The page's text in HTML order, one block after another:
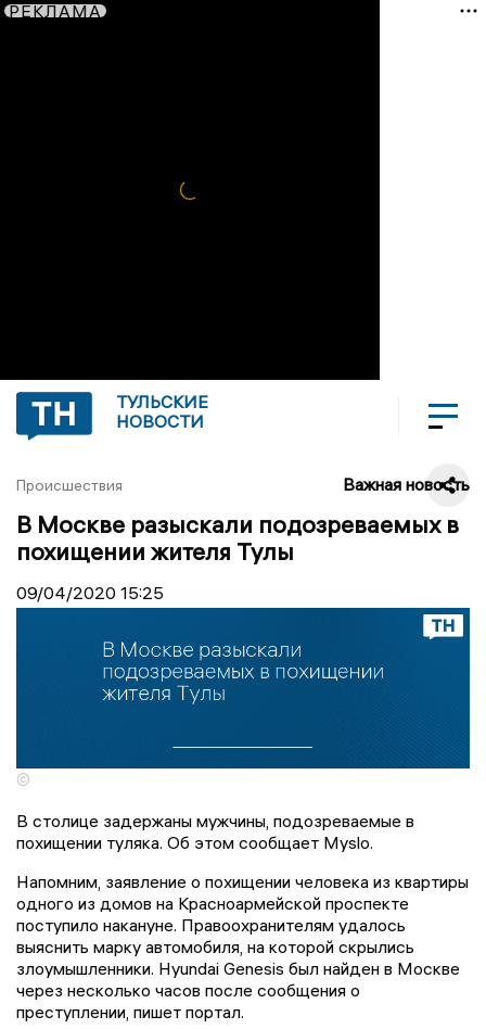
РЕКЛАМА
ТУЛЬСКИЕ
НОВОСТИ
Происшествия Важная новость
В Москве разыскали подозреваемых в
похищении жителя Тулы
09/04/2020 15:25
©
В столице задержаны мужчины, подозреваемые в
похищении туляка. Об этом сообщает Myslo.
Напомним, заявление о похищении человека из квартиры
одного из домов на Красноармейской проспекте
поступило накануне. Правоохранителям удалось
выяснить марку автомобиля, на которой скрылись
злоумышленники. Hyundai Genesis был найден в Москве
через несколько часов после сообщения о
преступлении, пишет портал.